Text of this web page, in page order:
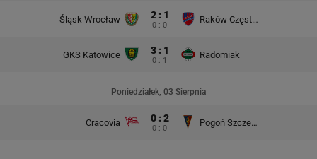
Śląsk Wrocław 2 : 1
0 : 0
Raków Częstochowa
GKS Katowice 3 : 1
0 : 1
Radomiak
Poniedziałek, 03 Sierpnia
Cracovia 0 : 2
0 : 0
Pogoń Szczecin